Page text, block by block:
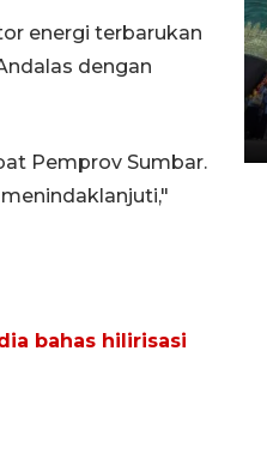
energi terbarukan
dengan
Pemprov Sumbar.
bahas hilirisasi
jalan